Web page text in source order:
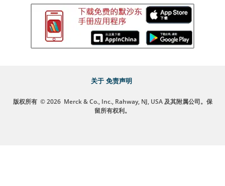
关于 免责声明
版权所有 © 2026 Merck & Co., Inc., Rahway, NJ, USA 及其附属公司。保
留所有权利。